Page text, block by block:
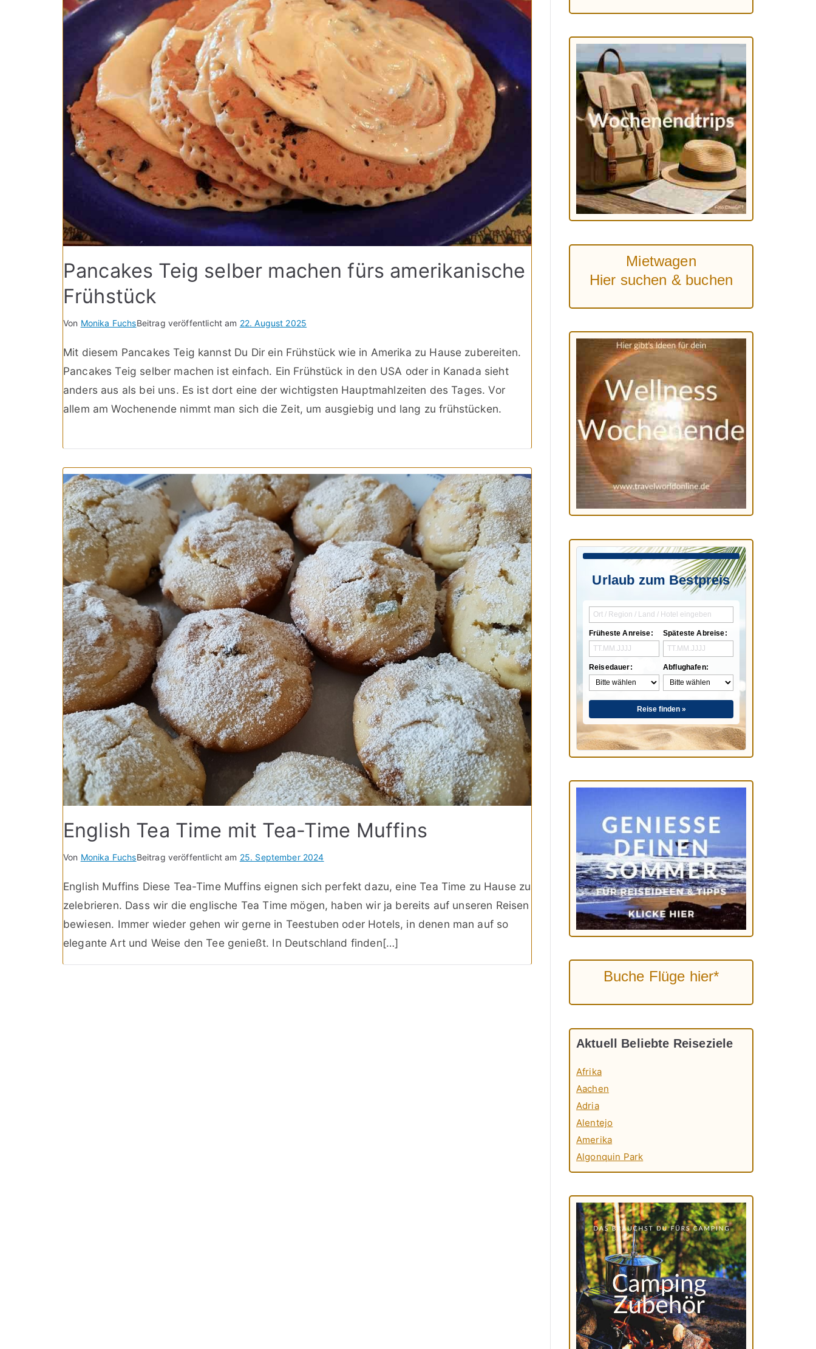
Pancakes Teig selber machen fürs amerikanische
Frühstück
Von Monika FuchsBeitrag veröffentlicht am 22. August 2025
Mit diesem Pancakes Teig kannst Du Dir ein Frühstück wie in Amerika zu Hause zubereiten.
Pancakes Teig selber machen ist einfach. Ein Frühstück in den USA oder in Kanada sieht
anders aus als bei uns. Es ist dort eine der wichtigsten Hauptmahlzeiten des Tages. Vor
allem am Wochenende nimmt man sich die Zeit, um ausgiebig und lang zu frühstücken.
English Tea Time mit Tea-Time Muffins
Von Monika FuchsBeitrag veröffentlicht am 25. September 2024
English Muffins Diese Tea-Time Muffins eignen sich perfekt dazu, eine Tea Time zu Hause zu
zelebrieren. Dass wir die englische Tea Time mögen, haben wir ja bereits auf unseren Reisen
bewiesen. Immer wieder gehen wir gerne in Teestuben oder Hotels, in denen man auf so
elegante Art und Weise den Tee genießt. In Deutschland finden[…]
Mietwagen
Hier suchen & buchen
Urlaub zum Bestpreis
Früheste Anreise:
Reisedauer:
Späteste Abreise:
Abflughafen:
Reise finden »
Buche Flüge hier*
Aktuell Beliebte Reiseziele
Afrika
Aachen
Adria
Alentejo
Amerika
Algonquin Park